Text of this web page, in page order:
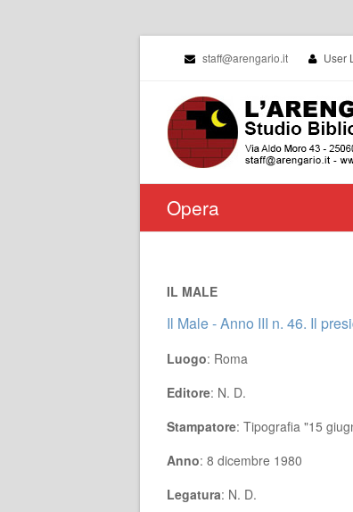
staff@arengario.it User
Opera
IL MALE
Il Male - Anno III n. 46. Il
Luogo: Roma
Editore: N. D.
Stampatore: Tipografia "15
Anno: 8 dicembre 1980
Legatura: N. D.